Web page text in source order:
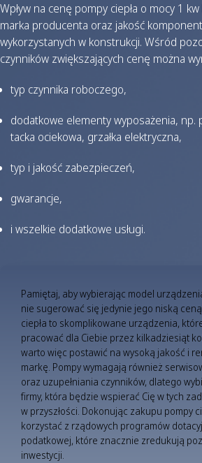
Wpływ na cenę pompy ciepła o mocy 1
marka producenta oraz jakość
wykorzystanych w konstrukcji. Wśród
czynników zwiększających cenę można
typ czynnika roboczego,
dodatkowe elementy wyposażenia, np.
tacka ociekowa, grzałka elektryczna,
typ i jakość zabezpieczeń,
gwarancje,
i wszelkie dodatkowe usługi.
Pamiętaj, aby wybierając model
nie sugerować się jedynie jego niską
ciepła to skomplikowane urządzenia,
pracować dla Ciebie przez kilkadziesiąt
warto więc postawić na wysoką jakość i
markę. Pompy wymagają również
oraz uzupełniania czynników, dlatego
firmy, która będzie wspierać Cię w tych
w przyszłości. Dokonując zakupu pompy
korzystać z rządowych programów
podatkowej, które znacznie zredukują
inwestycji.